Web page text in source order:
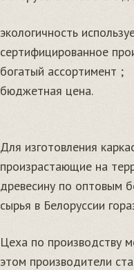
экологичность
сертифицированное
богатый ассортимент ;
бюджетная цена.
Для изготовления
произрастающие на
древесину по оптовым
сырья в Белоруссии
Цеха по производству
этом производители